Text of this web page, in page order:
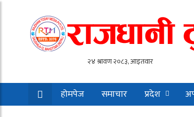
होमपेज समाचार प्रदेश